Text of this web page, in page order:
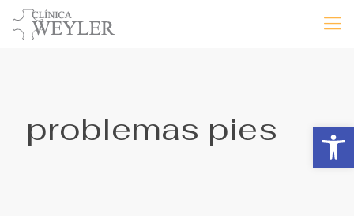
Abrir
problemas pies